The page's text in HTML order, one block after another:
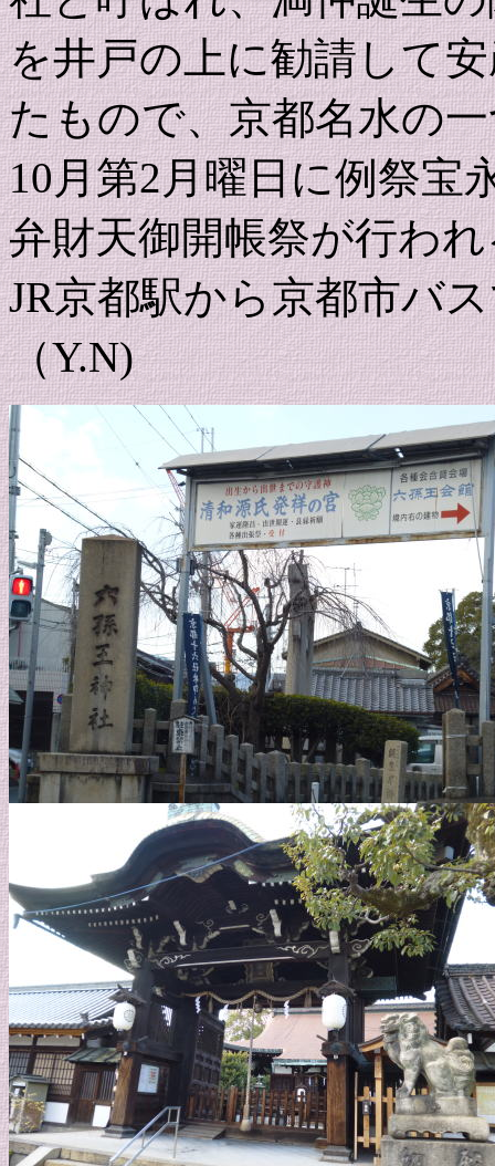
を井戸の上に勧請して
たもので、京都名水の
10月第2月曜日に例祭宝
弁財天御開帳祭が行わ
JR京都駅から京都市バ
（Y.N)